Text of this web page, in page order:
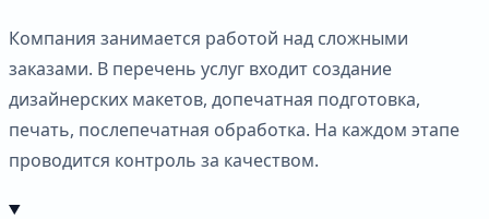
Компания занимается работой над сложными
заказами. В перечень услуг входит создание
дизайнерских макетов, допечатная подготовка,
печать, послепечатная обработка. На каждом этапе
проводится контроль за качеством.